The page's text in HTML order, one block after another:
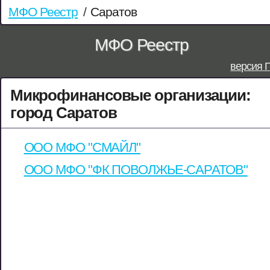
МФО Реестр / Саратов
МФО Реестр
версия
Микрофинансовые организации:
город Саратов
ООО МФО "СМАЙЛ"
ООО МФО "ФК ПОВОЛЖЬЕ-САРАТОВ"